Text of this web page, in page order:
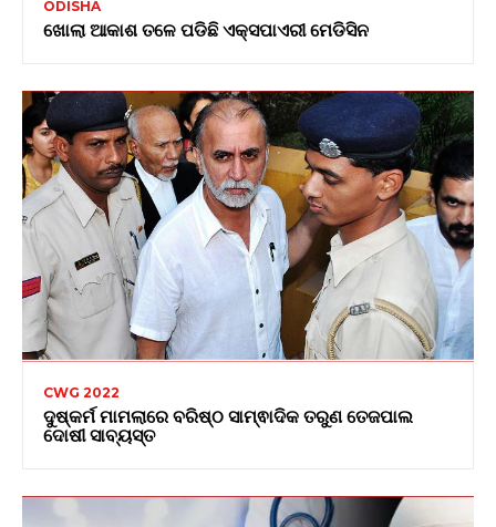
ODISHA
ଖୋଲା ଆକାଶ ତଳେ ପଡିଛି ଏକ୍ସପାଏରୀ ମେଡିସିନ
CWG 2022
ଦୁଷ୍କର୍ମ ମାମଲାରେ ବରିଷ୍ଠ ସାମ୍ଵାଦିକ ତରୁଣ ତେଜପାଲ
ଦୋଷୀ ସାବ୍ୟସ୍ତ